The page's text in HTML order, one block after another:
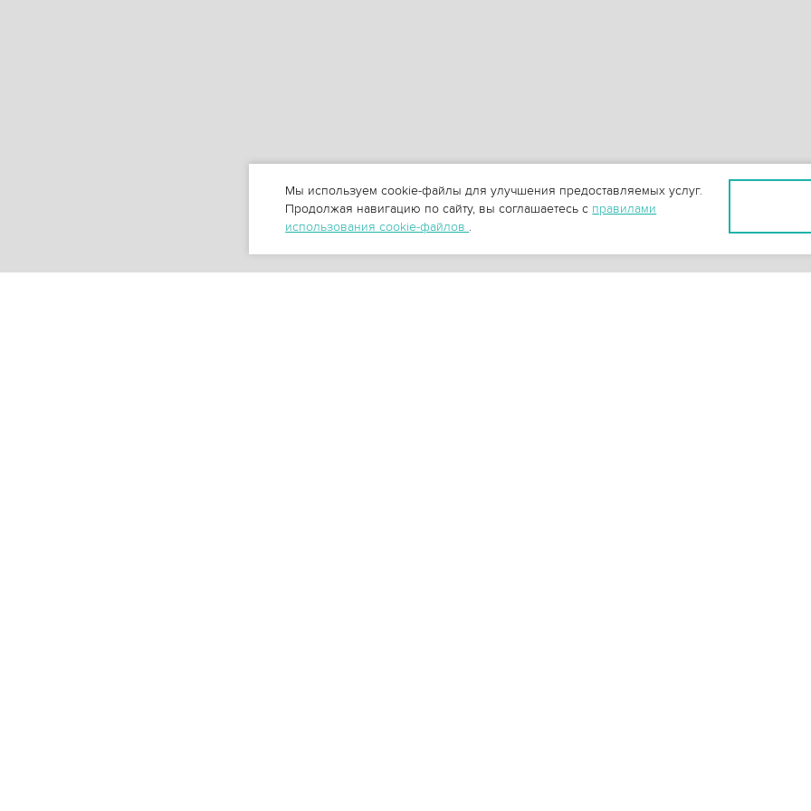
Мы используем cookie-файлы для улучшения предоставляемых услуг.
Продолжая навигацию по сайту, вы соглашаетесь с правилами
использования cookie-файлов .